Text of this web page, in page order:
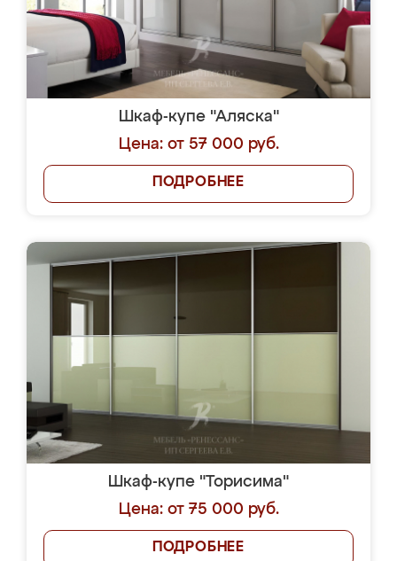
Шкаф-купе "Аляска"
Цена: от 57 000 руб.
ПОДРОБНЕЕ
Шкаф-купе "Торисима"
Цена: от 75 000 руб.
ПОДРОБНЕЕ